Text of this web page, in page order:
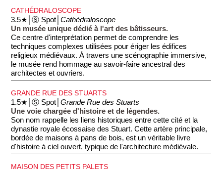
CATHÉDRALOSCOPE
3.5★│Ⓢ Spot│Cathédraloscope
Un musée unique dédié à l'art des bâtisseurs.
Ce centre d'interprétation permet de comprendre les
techniques complexes utilisées pour ériger les édifices
religieux médiévaux. À travers une scénographie immersive,
le musée rend hommage au savoir-faire ancestral des
architectes et ouvriers.
GRANDE RUE DES STUARTS
1.5★│Ⓢ Spot│Grande Rue des Stuarts
Une voie chargée d'histoire et de légendes.
Son nom rappelle les liens historiques entre cette cité et la
dynastie royale écossaise des Stuart. Cette artère principale,
bordée de maisons à pans de bois, est un véritable livre
d'histoire à ciel ouvert, typique de l'architecture médiévale.
MAISON DES PETITS PALETS